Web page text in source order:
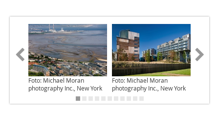
Foto: Michael Moran
photography Inc., New York
Foto: Michael Moran
photography Inc., New York